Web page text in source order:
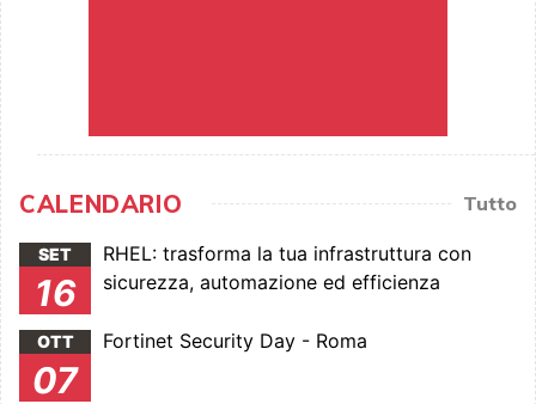
CALENDARIO Tutto
SET
16
RHEL: trasforma la tua infrastruttura con
sicurezza, automazione ed efficienza
OTT
07
Fortinet Security Day - Roma